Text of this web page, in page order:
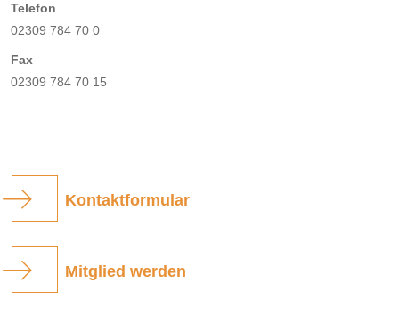
Telefon
02309 784 70 0
Fax
02309 784 70 15
Kontaktformular
Mitglied werden